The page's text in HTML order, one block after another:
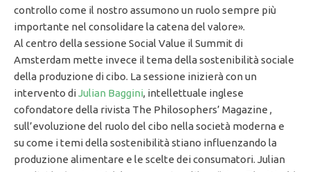
controllo come il nostro assumono un ruolo sempre più
importante nel consolidare la catena del valore».
Al centro della sessione Social Value il Summit di
Amsterdam mette invece il tema della sostenibilità sociale
della produzione di cibo. La sessione inizierà con un
intervento diJulian Baggini, intellettuale inglese
cofondatore della rivista The Philosophers’ Magazine ,
sull’evoluzione del ruolo del cibo nella società moderna e
su come i temi della sostenibilità stiano influenzando la
produzione alimentare e le scelte dei consumatori. Julian